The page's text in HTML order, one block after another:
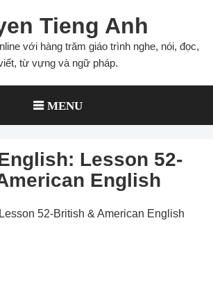
Tieng Anh
với hàng trăm giáo trình nghe, nói, đọc,
từ vựng và ngữ pháp.
MENU
Lesson 52-
English
52-British & American English